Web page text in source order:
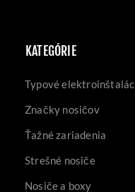
KATEGÓRIE
Typové
Značky nosičov
Ťažné zariadenia
Strešné nosiče
Nosiče a boxy